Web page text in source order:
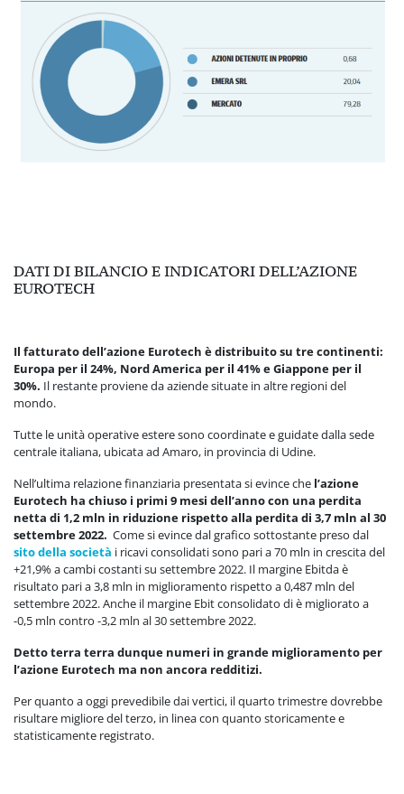
DATI DI BILANCIO E INDICATORI DELL’AZIONE
EUROTECH
Il fatturato dell’azione Eurotech è distribuito su tre continenti:
Europa per il 24%, Nord America per il 41% e Giappone per il
30%. Il restante proviene da aziende situate in altre regioni del
mondo.
Tutte le unità operative estere sono coordinate e guidate dalla sede
centrale italiana, ubicata ad Amaro, in provincia di Udine.
Nell’ultima relazione finanziaria presentata si evince che l’azione
Eurotech ha chiuso i primi 9 mesi dell’anno con una perdita
netta di 1,2 mln in riduzione rispetto alla perdita di 3,7 mln al 30
settembre 2022. Come si evince dal grafico sottostante preso dal
sito della società i ricavi consolidati sono pari a 70 mln in crescita del
+21,9% a cambi costanti su settembre 2022. Il margine Ebitda è
risultato pari a 3,8 mln in miglioramento rispetto a 0,487 mln del
settembre 2022. Anche il margine Ebit consolidato di è migliorato a
-0,5 mln contro -3,2 mln al 30 settembre 2022.
Detto terra terra dunque numeri in grande miglioramento per
l’azione Eurotech ma non ancora redditizi.
Per quanto a oggi prevedibile dai vertici, il quarto trimestre dovrebbe
risultare migliore del terzo, in linea con quanto storicamente e
statisticamente registrato.